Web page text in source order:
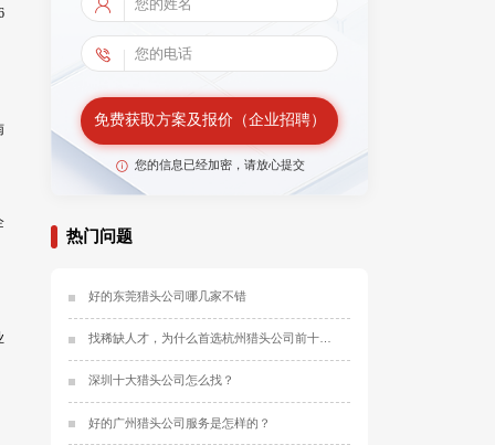
免费获取方案及报价（企业招聘）
您的信息已经加密，请放心提交
热门问题
好的东莞猎头公司哪几家不错
找稀缺人才，为什么首选杭州猎头公司前十名？
深圳十大猎头公司怎么找？
好的广州猎头公司服务是怎样的？